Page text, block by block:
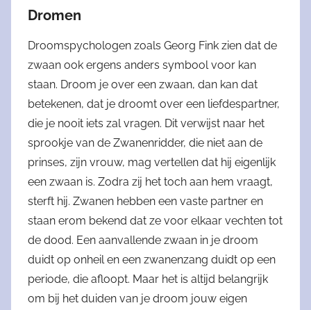
Dromen
Droomspychologen zoals Georg Fink zien dat de
zwaan ook ergens anders symbool voor kan
staan. Droom je over een zwaan, dan kan dat
betekenen, dat je droomt over een liefdespartner,
die je nooit iets zal vragen. Dit verwijst naar het
sprookje van de Zwanenridder, die niet aan de
prinses, zijn vrouw, mag vertellen dat hij eigenlijk
een zwaan is. Zodra zij het toch aan hem vraagt,
sterft hij. Zwanen hebben een vaste partner en
staan erom bekend dat ze voor elkaar vechten tot
de dood. Een aanvallende zwaan in je droom
duidt op onheil en een zwanenzang duidt op een
periode, die afloopt. Maar het is altijd belangrijk
om bij het duiden van je droom jouw eigen